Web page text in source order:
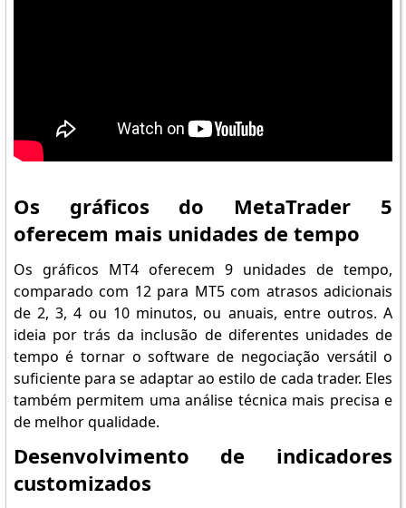
Os gráficos do MetaTrader 5
oferecem mais unidades de tempo
Os gráficos MT4 oferecem 9 unidades de tempo,
comparado com 12 para MT5 com atrasos adicionais
de 2, 3, 4 ou 10 minutos, ou anuais, entre outros. A
ideia por trás da inclusão de diferentes unidades de
tempo é tornar o software de negociação versátil o
suficiente para se adaptar ao estilo de cada trader. Eles
também permitem uma análise técnica mais precisa e
de melhor qualidade.
Desenvolvimento de indicadores
customizados